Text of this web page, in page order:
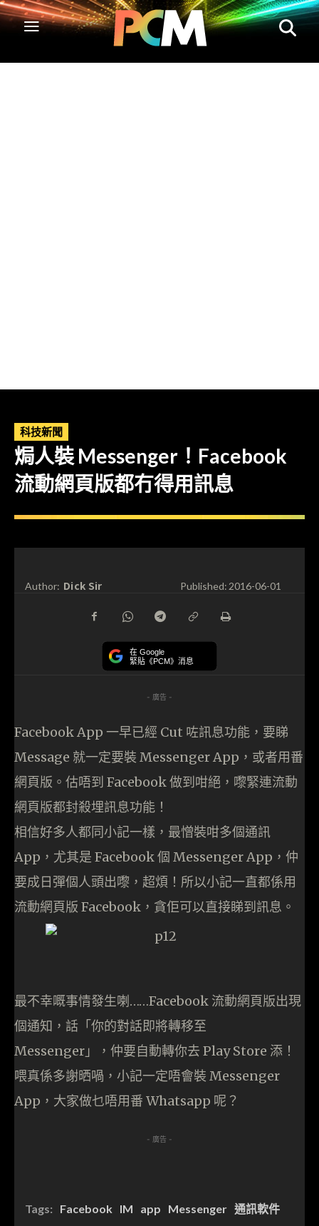
科技新聞
焗人裝 Messenger！Facebook
流動網頁版都冇得用訊息
Author: Dick Sir Published:2016-06-01
在 Google
緊貼《PCM》消息
- 廣告 -
Facebook App 一早已經 Cut 咗訊息功能，要睇
Message 就一定要裝 Messenger App，或者用番
網頁版。估唔到 Facebook 做到咁絕，嚟緊連流動
網頁版都封殺埋訊息功能！
相信好多人都同小記一樣，最憎裝咁多個通訊
App，尤其是 Facebook 個 Messenger App，仲
要成日彈個人頭出嚟，超煩！所以小記一直都係用
流動網頁版 Facebook，貪佢可以直接睇到訊息。
最不幸嘅事情發生喇……Facebook 流動網頁版出現
個通知，話「你的對話即將轉移至
Messenger」，仲要自動轉你去 Play Store 添！
喂真係多謝晒喎，小記一定唔會裝 Messenger
App，大家做乜唔用番 Whatsapp 呢？
- 廣告 -
Tags: Facebook IM app Messenger 通訊軟件